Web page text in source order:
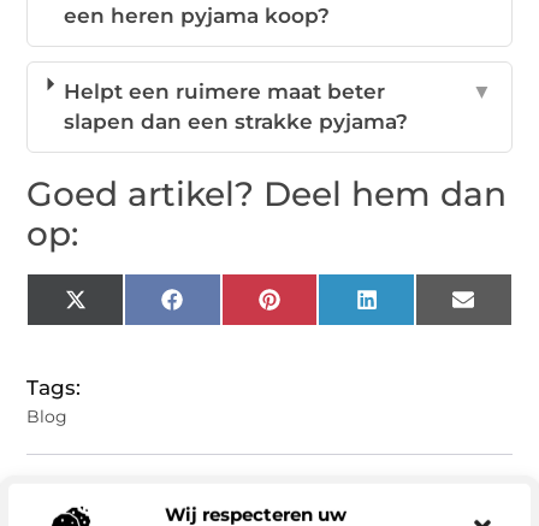
Wij respecteren uw
een heren pyjama koop?
Helpt een ruimere maat beter
slapen dan een strakke pyjama?
▼
Goed artikel? Deel hem dan
op:
X
(Twitter)
FacebookPinterestLinkedIn Email
Tags:
Blog